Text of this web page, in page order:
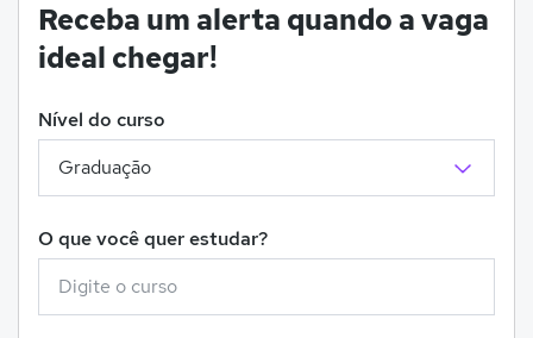
Receba um alerta quando a vaga
ideal chegar!
Nível do curso
O que você quer estudar?